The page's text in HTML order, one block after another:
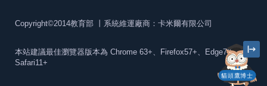
貓頭鷹博士
Copyright©2014教育部 丨系統維運廠商：卡米爾有限公司
本站建議最佳瀏覽器版本為 Chrome 63+、Firefox57+、Edge79+及
Safari11+